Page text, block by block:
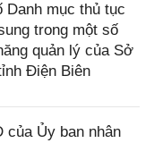
mục thủ tục
trong một số
quản lý của Sở
Điện Biên
của Ủy ban nhân